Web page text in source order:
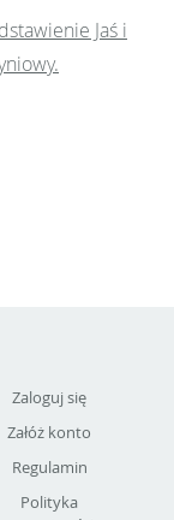
Jaś i
Zaloguj się
Załóż konto
Regulamin
Polityka